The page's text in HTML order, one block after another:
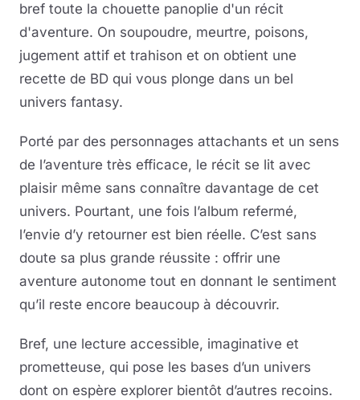
bref toute la chouette panoplie d'un récit
d'aventure. On soupoudre, meurtre, poisons,
jugement attif et trahison et on obtient une
recette de BD qui vous plonge dans un bel
univers fantasy.
Porté par des personnages attachants et un sens
de l’aventure très efficace, le récit se lit avec
plaisir même sans connaître davantage de cet
univers. Pourtant, une fois l’album refermé,
l’envie d’y retourner est bien réelle. C’est sans
doute sa plus grande réussite : offrir une
aventure autonome tout en donnant le sentiment
qu’il reste encore beaucoup à découvrir.
Bref, une lecture accessible, imaginative et
prometteuse, qui pose les bases d’un univers
dont on espère explorer bientôt d’autres recoins.